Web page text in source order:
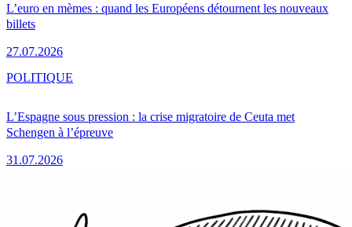
L’euro en mèmes : quand les Européens détournent les nouveaux
billets
27.07.2026
L’Espagne sous pression : la crise migratoire de Ceuta met
Schengen à l’épreuve
31.07.2026
POLITIQUE